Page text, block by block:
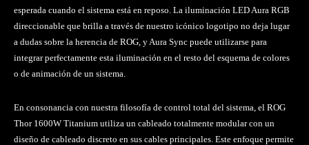
esperada cuando el sistema está en reposo. La iluminación LED Aura RGB
direccionable que brilla a través de nuestro icónico logotipo no deja lugar
a dudas sobre la herencia de ROG, y Aura Sync puede utilizarse para
integrar perfectamente esta iluminación en el resto del esquema de colores
o de animación de un sistema.
En consonancia con nuestra filosofía de control total del sistema, el ROG
Thor 1600W Titanium utiliza un cableado totalmente modular con un
diseño de cableado discreto en sus cables principales. Este enfoque permite